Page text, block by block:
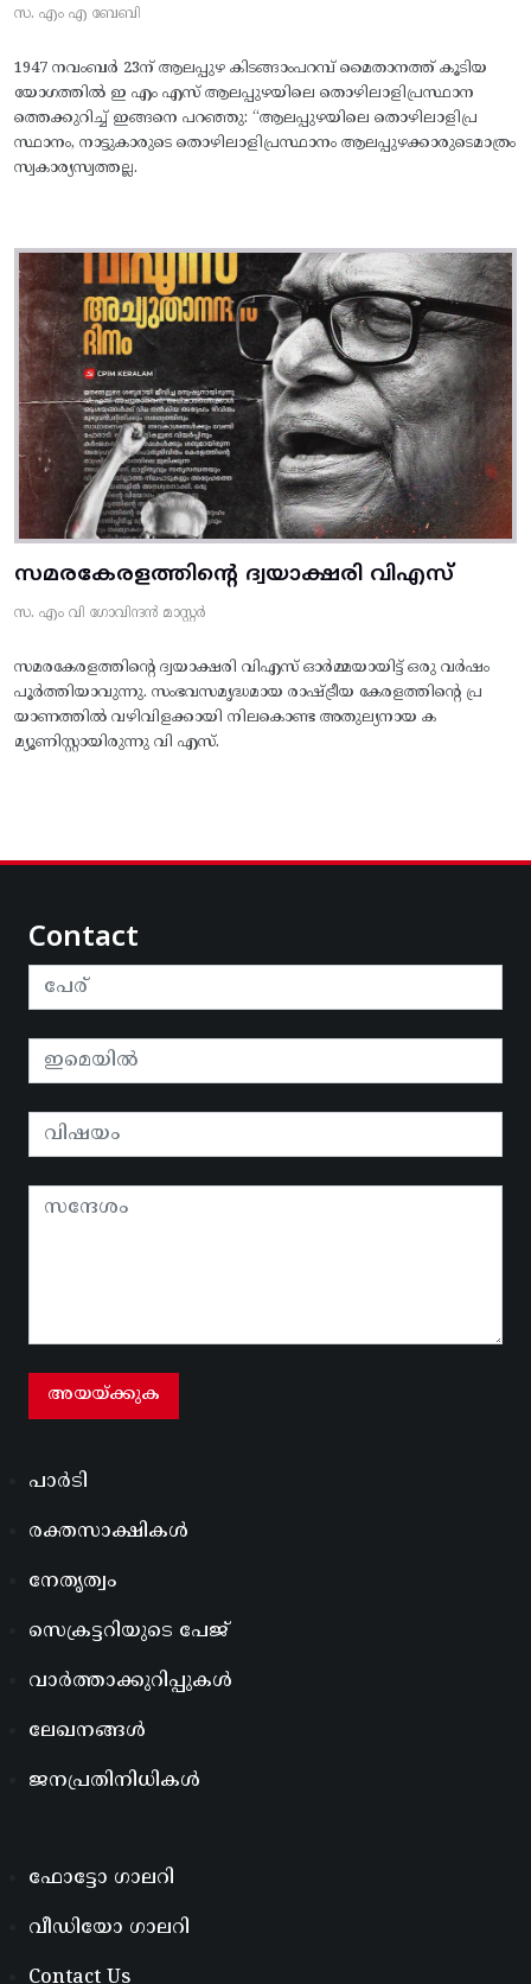
സ. എം എ ബേബി
1947 നവംബർ 23ന് ആലപ്പുഴ കിടങ്ങാംപറമ്പ്‌ മൈതാനത്ത്‌ കൂടിയ
യോഗത്തിൽ ഇ എം എസ് ആലപ്പുഴയിലെ തൊഴിലാളിപ്രസ്ഥാന
ത്തെക്കുറിച്ച് ഇങ്ങനെ പറഞ്ഞു: “ആലപ്പുഴയിലെ തൊഴിലാളിപ്ര
സ്ഥാനം, നാട്ടുകാരുടെ തൊഴിലാളിപ്രസ്ഥാനം ആലപ്പുഴക്കാരുടെമാത്രം
സ്വകാര്യസ്വത്തല്ല.
സമരകേരളത്തിൻ്റെ ദ്വയാക്ഷരി വിഎസ്
സ. എം വി ഗോവിന്ദൻ മാസ്റ്റർ
സമരകേരളത്തിൻ്റെ ദ്വയാക്ഷരി വിഎസ് ഓർമ്മയായിട്ട് ഒരു വർഷം
പൂർത്തിയാവുന്നു. സംഭവസമൃദ്ധമായ രാഷ്ട്രീയ കേരളത്തിന്റെ പ്ര
യാണത്തിൽ വഴിവിളക്കായി നിലകൊണ്ട അതുല്യനായ ക
മ്യൂണിസ്റ്റായിരുന്നു വി എസ്.
Contact
പാർടി
രക്തസാക്ഷികൾ
നേതൃത്വം
സെക്രട്ടറിയുടെ പേജ്
വാർത്താക്കുറിപ്പുകൾ
ലേഖനങ്ങൾ
ജനപ്രതിനിധികൾ
ഫോട്ടോ ഗാലറി
വീഡിയോ ഗാലറി
Contact Us